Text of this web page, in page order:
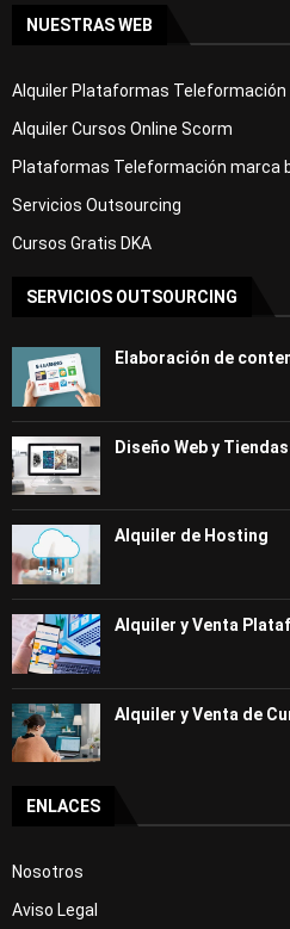
NUESTRAS WEB
Alquiler Plataformas Teleformación
Alquiler Cursos Online Scorm
Plataformas Teleformación marca
Servicios Outsourcing
Cursos Gratis DKA
SERVICIOS OUTSOURCING
Elaboración de
Diseño Web y Tiendas
Alquiler de Hosting
Alquiler y Venta
Alquiler y Venta de
ENLACES
Nosotros
Aviso Legal